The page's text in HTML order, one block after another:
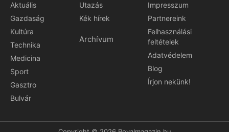
Aktuális
Gazdaság
Kultúra
Technika
Medicina
Sport
Gasztro
Bulvár
Utazás
Kék hírek
Archívum
Impresszum
Partnereink
Felhasználási
feltételek
Adatvédelem
Blog
Írjon nekünk!